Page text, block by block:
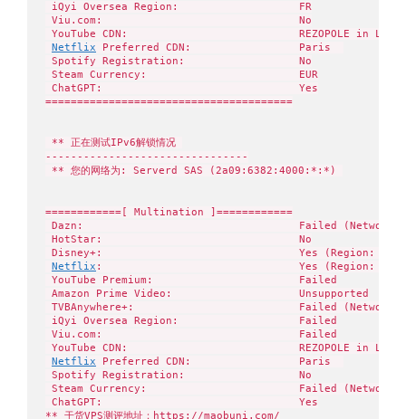
iQyi Oversea Region:                   FR
Viu.com:                               No
YouTube CDN:                           REZOPOLE in Lyon
Netflix Preferred CDN:                 Paris
Spotify Registration:                  No
Steam Currency:                        EUR
ChatGPT:                               Yes
=======================================
** 正在测试IPv6解锁情况
--------------------------------
** 您的网络为: Serverd SAS (2a09:6382:4000:*:*)
============[ Multination ]============
Dazn:                                  Failed (Network
HotStar:                               No
Disney+:                               Yes (Region: FR)
Netflix :                               Yes (Region: FR)
YouTube Premium:                       Failed
Amazon Prime Video:                    Unsupported
TVBAnywhere+:                          Failed (Network
iQyi Oversea Region:                   Failed
Viu.com:                               Failed
YouTube CDN:                           REZOPOLE in Lyon
Netflix Preferred CDN:                 Paris
Spotify Registration:                  No
Steam Currency:                        Failed (Network
ChatGPT:                               Yes
** 干货VPS测评地址：https://maobuni.com/